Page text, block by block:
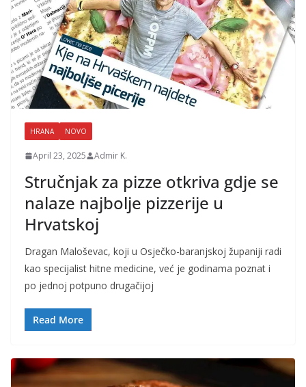
HRANA NOVO
April 23, 2025 Admir K.
Stručnjak za pizze otkriva gdje se
nalaze najbolje pizzerije u
Hrvatskoj
Dragan Maloševac, koji u Osječko-baranjskoj županiji radi
kao specijalist hitne medicine, već je godinama poznat i
po jednoj potpuno drugačijoj
Read More